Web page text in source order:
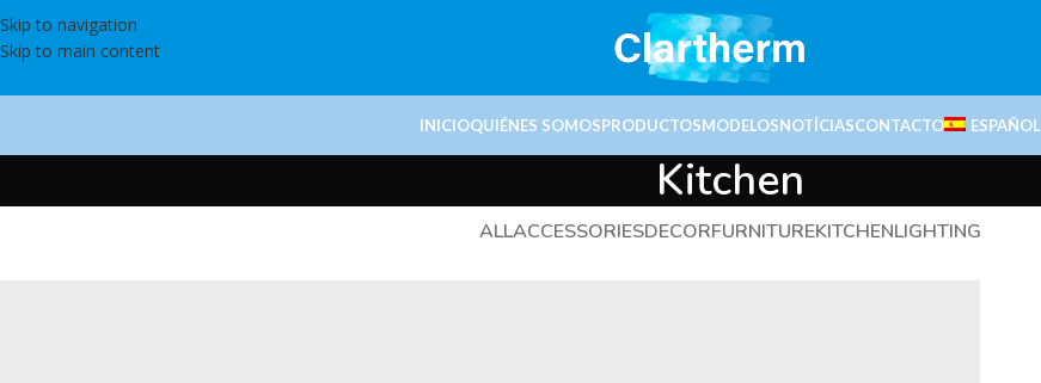
Skip to navigation
Skip to main content
INICIOQUIÉNES SOMOSPRODUCTOSMODELOSNOTÍCIASCONTACTO ESPAÑOL
Kitchen
ALLACCESSORIESDECORFURNITUREKITCHENLIGHTING